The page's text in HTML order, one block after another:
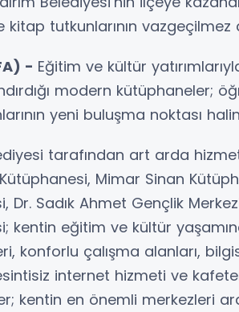
kitap tutkunlarının vazgeçilmez
- Eğitim ve kültür
modern kütüphaneler;
yeni buluşma noktası
tarafından art arda
Mimar Sinan
Dr. Sadık Ahmet Gençlik
kentin eğitim ve kültür
konforlu çalışma alanları,
internet hizmeti ve
kentin en önemli merkezleri